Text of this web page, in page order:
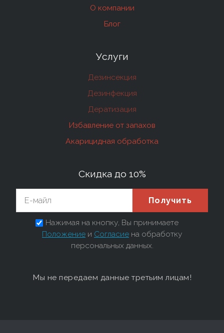
О компании
Блог
Услуги
Дезинсекция
Дезинфекция
Дератизация
Избавление от запахов
Акарицидная обработка
Скидка до 10%
Получить
Нажимая на кнопку, Вы принимаете
Положение и Согласие на обработку
персональных данных.
Мы не передаем данные третьим лицам!